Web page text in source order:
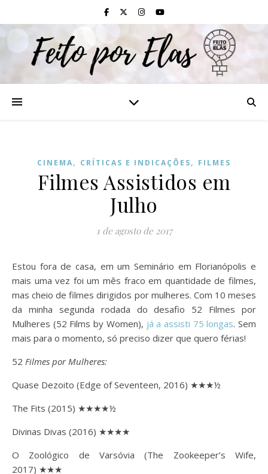
CINEMA, CRÍTICAS E INDICAÇÕES, FILMES
Filmes Assistidos em
Julho
1 de agosto de 2017
Estou fora de casa, em um Seminário em Florianópolis e
mais uma vez foi um mês fraco em quantidade de filmes,
mas cheio de filmes dirigidos por mulheres. Com 10 meses
da minha segunda rodada do desafio 52 Filmes por
Mulheres (52 Films by Women), já a assisti 75 longas. Sem
mais para o momento, só preciso dizer que quero férias!
52 Filmes por Mulheres:
Quase Dezoito (Edge of Seventeen, 2016) ★★★½
The Fits (2015) ★★★★½
Divinas Divas (2016) ★★★★
O Zoológico de Varsóvia (The Zookeeper’s Wife,
2017) ★★★